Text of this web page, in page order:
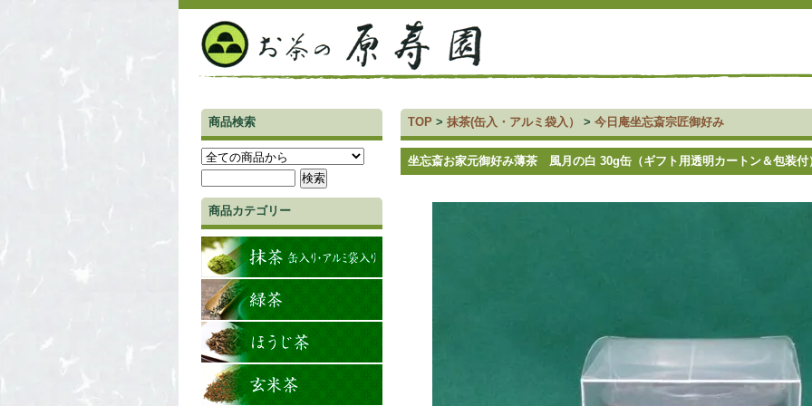
商品検索
商品カテゴリー
TOP > 抹茶(缶入・アルミ袋入） > 今日庵坐忘斎宗匠御好み
坐忘斎お家元御好み薄茶 風月の白 30g缶（ギフト用透明カートン＆包装付